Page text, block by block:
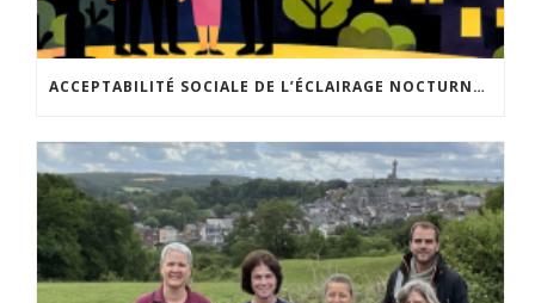
ACCEPTABILITÉ SOCIALE DE L’ÉCLAIRAGE NOCTURNE : LE REPLAY EST DISPONIBLE